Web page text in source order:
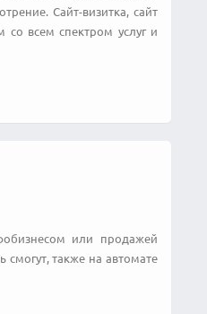
Сайт-визитка, сайт
со всем спектром услуг и
или продажей
также на автомате